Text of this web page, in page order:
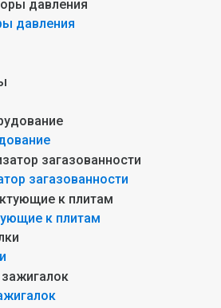
давления
загазованности
к плитам